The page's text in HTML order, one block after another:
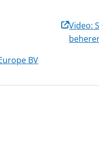
Video:
BV